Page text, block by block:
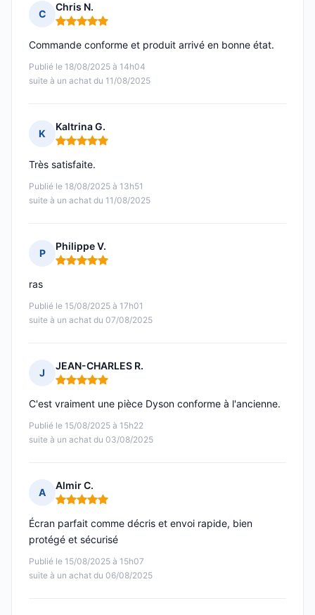
C
Chris N.
Note : 5 sur 5
Publié le 18/08/2025 à 14h04
suite à un achat du 11/08/2025
Commande conforme et produit arrivé en bonne état.
K
Kaltrina G.
Note : 5 sur 5
Publié le 18/08/2025 à 13h51
suite à un achat du 11/08/2025
Très satisfaite.
P
Philippe V.
Note : 5 sur 5
Publié le 15/08/2025 à 17h01
suite à un achat du 07/08/2025
ras
J
JEAN-CHARLES R.
Note : 5 sur 5
Publié le 15/08/2025 à 15h22
suite à un achat du 03/08/2025
C'est vraiment une pièce Dyson conforme à l'ancienne.
A
Almir C.
Note : 5 sur 5
Publié le 15/08/2025 à 15h07
suite à un achat du 06/08/2025
Écran parfait comme décris et envoi rapide, bien
protégé et sécurisé